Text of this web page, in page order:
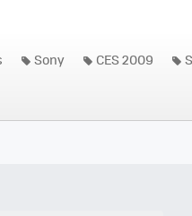
Sony CES 2009